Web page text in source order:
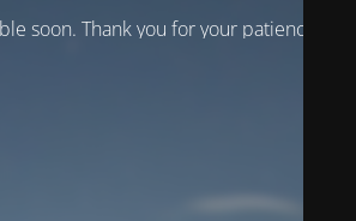
soon. Thank you for your patience!